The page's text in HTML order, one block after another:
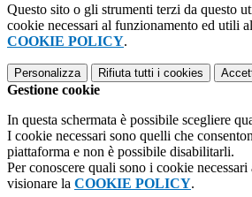
Questo sito o gli strumenti terzi da questo
cookie necessari al funzionamento ed utili
COOKIE POLICY.
Personalizza Rifiuta tutti i cookies
Gestione cookie
In questa schermata è possibile scegliere
I cookie necessari sono quelli che
piattaforma e non è possibile disabilitarli.
Per conoscere quali sono i cookie
visionare la COOKIE POLICY.